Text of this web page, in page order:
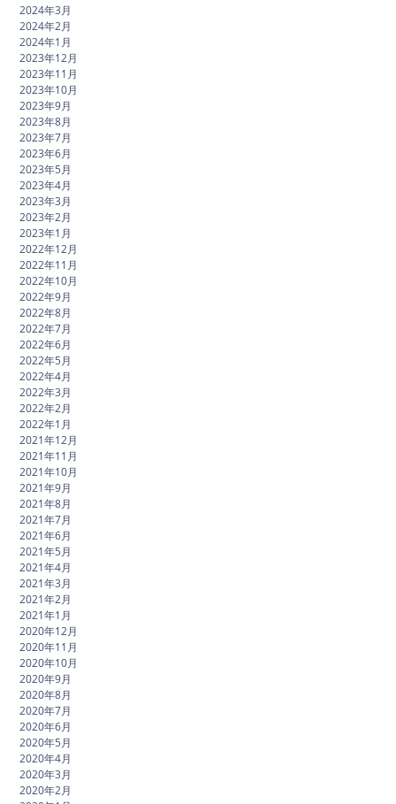
2024年3月
2024年2月
2024年1月
2023年12月
2023年11月
2023年10月
2023年9月
2023年8月
2023年7月
2023年6月
2023年5月
2023年4月
2023年3月
2023年2月
2023年1月
2022年12月
2022年11月
2022年10月
2022年9月
2022年8月
2022年7月
2022年6月
2022年5月
2022年4月
2022年3月
2022年2月
2022年1月
2021年12月
2021年11月
2021年10月
2021年9月
2021年8月
2021年7月
2021年6月
2021年5月
2021年4月
2021年3月
2021年2月
2021年1月
2020年12月
2020年11月
2020年10月
2020年9月
2020年8月
2020年7月
2020年6月
2020年5月
2020年4月
2020年3月
2020年2月